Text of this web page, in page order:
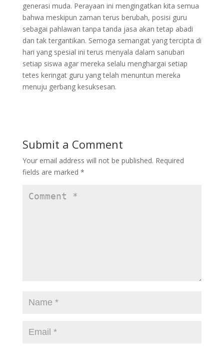
generasi muda. Perayaan ini mengingatkan kita semua
bahwa meskipun zaman terus berubah, posisi guru
sebagai pahlawan tanpa tanda jasa akan tetap abadi
dan tak tergantikan. Semoga semangat yang tercipta di
hari yang spesial ini terus menyala dalam sanubari
setiap siswa agar mereka selalu menghargai setiap
tetes keringat guru yang telah menuntun mereka
menuju gerbang kesuksesan.
Submit a Comment
Your email address will not be published. Required
fields are marked *